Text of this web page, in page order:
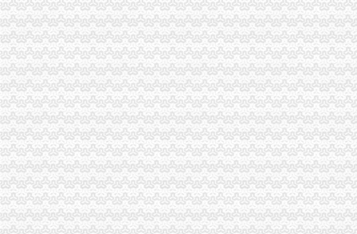
重庆发票,重庆哪里有开票,重庆增值税发票,重庆增值税普通发票,
7日起重庆市民上网就能办税发票还能免费送到家_凤凰资讯
重庆地税-政务公开
重庆鹭佳工商注册提示您新公司的发票购买（转载）_会计_天涯论
【图】重庆万州腾翼C30团购作业,有购车发票,申请加精_长城C30
重庆破获一起大发票案涉案金额逾亿元|重庆|发票_新浪新闻
重庆地税-办税服务
7日起重庆市民上网就能办税发票还能免费送到家-新华网重庆频道
重庆市国税局〔2011〕第3号（重庆市国家税务局关于发布《普通发票
重庆国税发票图片
重庆市国家税务局关于印发《重庆市国家税务局发票管理基本程序》
重庆巴南方破获发票案涉案金额逾亿元-新华网重庆频道
重庆市地方税务局关于印发《重庆市地方税务局发票管理办》
开重庆发票_阿里问到底